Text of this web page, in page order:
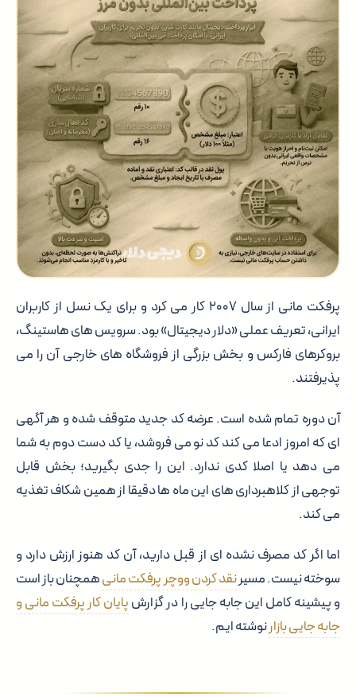
پرفکت مانی از سال ۲۰۰۷ کار می کرد و برای یک نسل از کاربران
ایرانی، تعریف عملی «دلار دیجیتال» بود. سرویس های هاستینگ،
بروکرهای فارکس و بخش بزرگی از فروشگاه های خارجی آن را می
پذیرفتند.
آن دوره تمام شده است. عرضه کد جدید متوقف شده و هر آگهی
ای که امروز ادعا می کند کد نو می فروشد، یا کد دست دوم به شما
می دهد یا اصلا کدی ندارد. این را جدی بگیرید؛ بخش قابل
توجهی از کلاهبرداری های این ماه ها دقیقا از همین شکاف تغذیه
می کند.
اما اگر کد مصرف نشده ای از قبل دارید، آن کد هنوز ارزش دارد و
سوخته نیست. مسیرنقد کردن ووچر پرفکت مانیهمچنان باز است
و پیشینه کامل این جابه جایی را در گزارشپایان کار پرفکت مانی و
جابه جایی بازارنوشته ایم.